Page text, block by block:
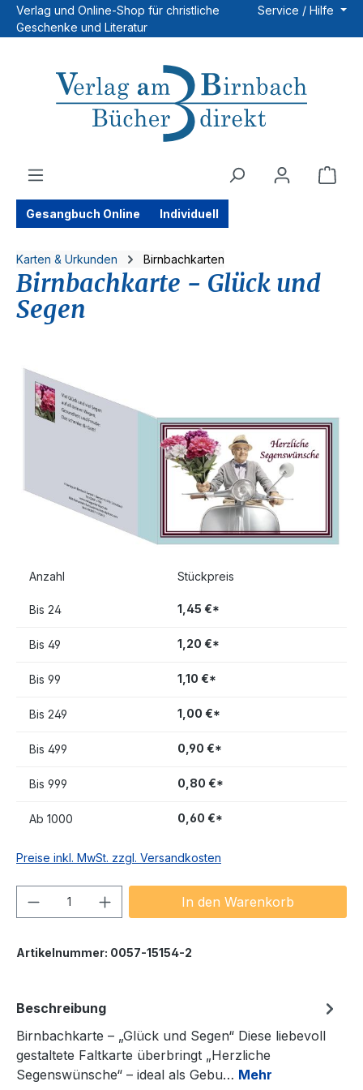
Zum Hauptinhalt springen
Verlag und Online-Shop für christliche
Geschenke und Literatur
Service / Hilfe
Gesangbuch Online Individuell
Karten & Urkunden Birnbachkarten
Birnbachkarte - Glück und
Segen
Bildergalerie überspringen
Anzahl Stückpreis
Bis 24 1,45 €*
Bis 49 1,20 €*
Bis 99 1,10 €*
Bis 249 1,00 €*
Bis 499 0,90 €*
Bis 999 0,80 €*
Ab 1000 0,60 €*
Preise inkl. MwSt. zzgl. Versandkosten
Produkt Anzahl: Gib denIn den Warenkorb
Artikelnummer: 0057-15154-2
Beschreibung
Birnbachkarte – „Glück und Segen“ Diese liebevoll
gestaltete Faltkarte überbringt „Herzliche
Segenswünsche“ – ideal als Gebu… Mehr